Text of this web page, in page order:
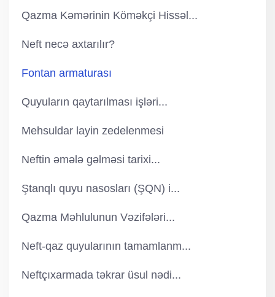
Qazma Kəmərinin Köməkçi Hissəl...
Neft necə axtarılır?
Fontan armaturası
Quyuların qaytarılması işləri...
Mehsuldar layin zedelenmesi
Neftin əmələ gəlməsi tarixi...
Ştanqlı quyu nasosları (ŞQN) i...
Qazma Məhlulunun Vəzifələri...
Neft-qaz quyularının tamamlanm...
Neftçıxarmada təkrar üsul nədi...